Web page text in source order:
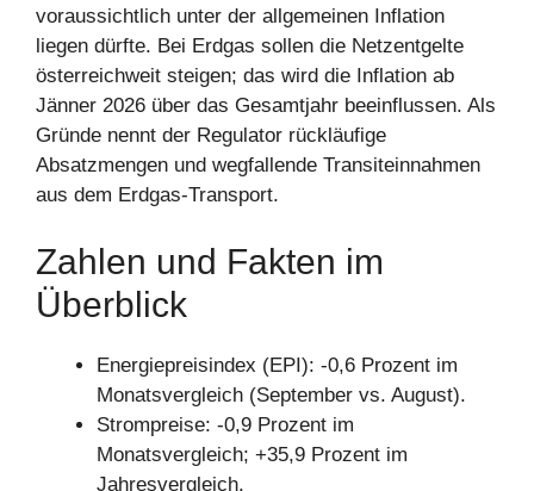
voraussichtlich unter der allgemeinen Inflation
liegen dürfte. Bei Erdgas sollen die Netzentgelte
österreichweit steigen; das wird die Inflation ab
Jänner 2026 über das Gesamtjahr beeinflussen. Als
Gründe nennt der Regulator rückläufige
Absatzmengen und wegfallende Transiteinnahmen
aus dem Erdgas-Transport.
Zahlen und Fakten im
Überblick
Energiepreisindex (EPI): -0,6 Prozent im
Monatsvergleich (September vs. August).
Strompreise: -0,9 Prozent im
Monatsvergleich; +35,9 Prozent im
Jahresvergleich.